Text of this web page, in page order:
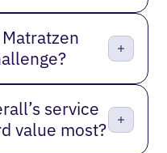
service
value most?